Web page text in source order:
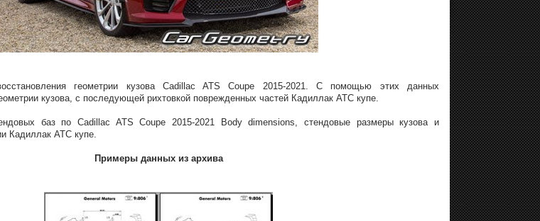
геометрии кузова Cadillac ATS Coupe 2015-2021. С помощью этих данных
кузова, с последующей рихтовкой поврежденных частей Кадиллак АТС купе.
баз по Cadillac ATS Coupe 2015-2021 Body dimensions, стендовые размеры кузова и
Кадиллак АТС купе.
Примеры данных из архива